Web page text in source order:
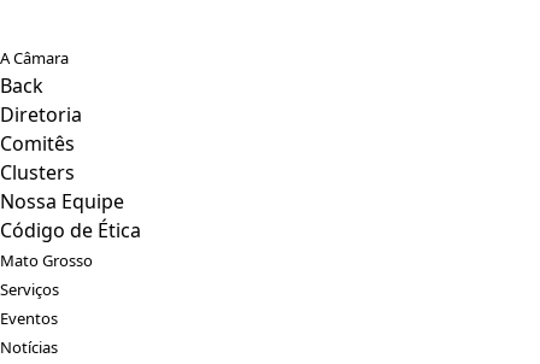
A Câmara
Back
Diretoria
Comitês
Clusters
Nossa Equipe
Código de Ética
Mato Grosso
Serviços
Eventos
Notícias